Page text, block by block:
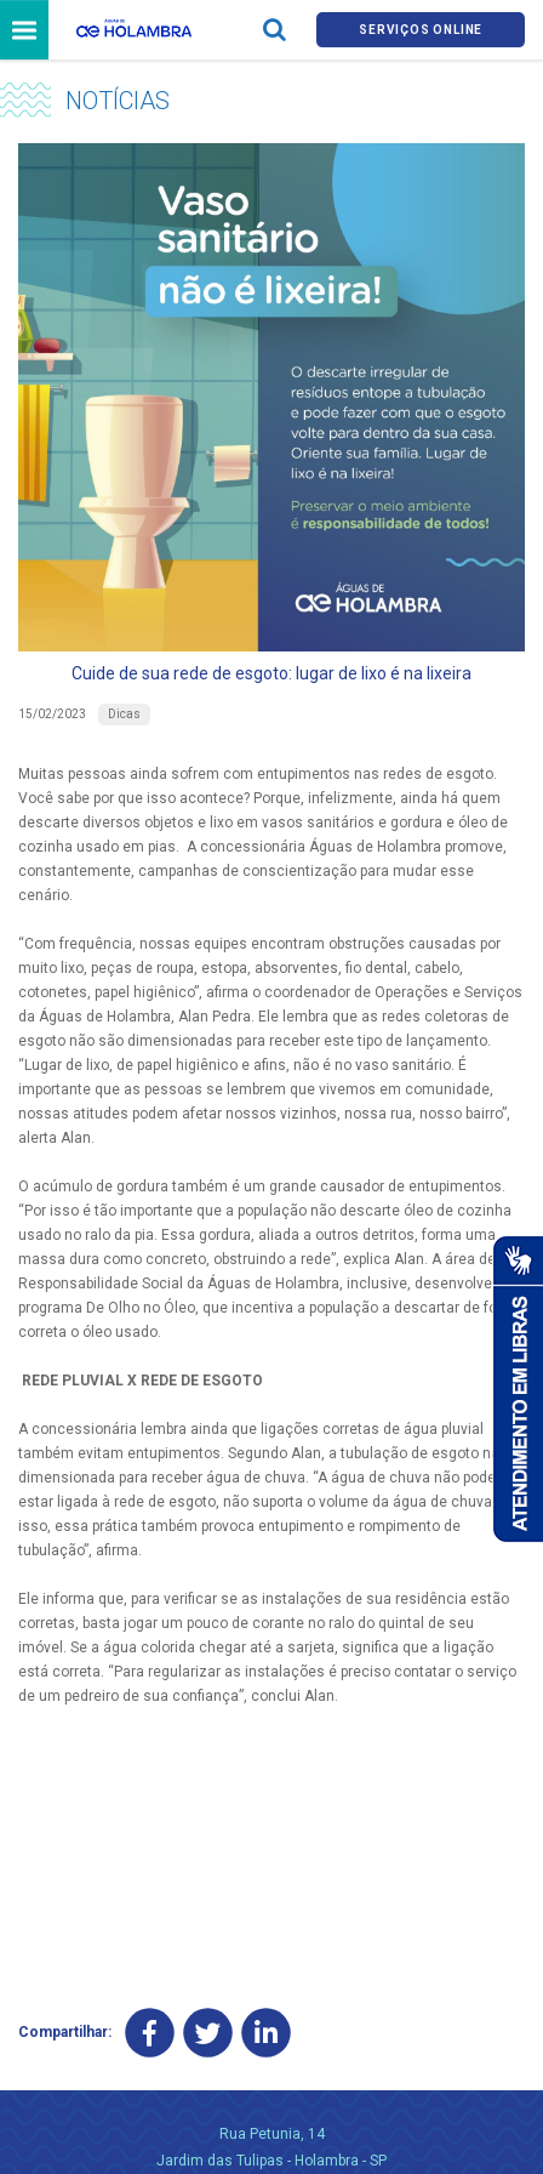
SERVIÇOS ONLINE
NOTÍCIAS
Cuide de sua rede de esgoto: lugar de lixo é na lixeira
15/02/2023 Dicas
Muitas pessoas ainda sofrem com entupimentos nas redes de esgoto.
Você sabe por que isso acontece? Porque, infelizmente, ainda há quem
descarte diversos objetos e lixo em vasos sanitários e gordura e óleo de
cozinha usado em pias. A concessionária Águas de Holambra promove,
constantemente, campanhas de conscientização para mudar esse
cenário.
“Com frequência, nossas equipes encontram obstruções causadas por
muito lixo, peças de roupa, estopa, absorventes, fio dental, cabelo,
cotonetes, papel higiênico”, afirma o coordenador de Operações e Serviços
da Águas de Holambra, Alan Pedra. Ele lembra que as redes coletoras de
esgoto não são dimensionadas para receber este tipo de lançamento.
“Lugar de lixo, de papel higiênico e afins, não é no vaso sanitário. É
importante que as pessoas se lembrem que vivemos em comunidade,
nossas atitudes podem afetar nossos vizinhos, nossa rua, nosso bairro”,
alerta Alan.
O acúmulo de gordura também é um grande causador de entupimentos.
“Por isso é tão importante que a população não descarte óleo de cozinha
usado no ralo da pia. Essa gordura, aliada a outros detritos, forma uma
massa dura como concreto, obstruindo a rede”, explica Alan. A área de
Responsabilidade Social da Águas de Holambra, inclusive, desenvolve o
programa De Olho no Óleo, que incentiva a população a descartar de forma
correta o óleo usado.
REDE PLUVIAL X REDE DE ESGOTO
A concessionária lembra ainda que ligações corretas de água pluvial
também evitam entupimentos. Segundo Alan, a tubulação de esgoto não é
dimensionada para receber água de chuva. “A água de chuva não pode
estar ligada à rede de esgoto, não suporta o volume da água de chuva. Por
isso, essa prática também provoca entupimento e rompimento de
tubulação”, afirma.
Ele informa que, para verificar se as instalações de sua residência estão
corretas, basta jogar um pouco de corante no ralo do quintal de seu
imóvel. Se a água colorida chegar até a sarjeta, significa que a ligação
está correta. “Para regularizar as instalações é preciso contatar o serviço
de um pedreiro de sua confiança”, conclui Alan.
Compartilhar:
Rua Petunia, 14
Jardim das Tulipas - Holambra - SP